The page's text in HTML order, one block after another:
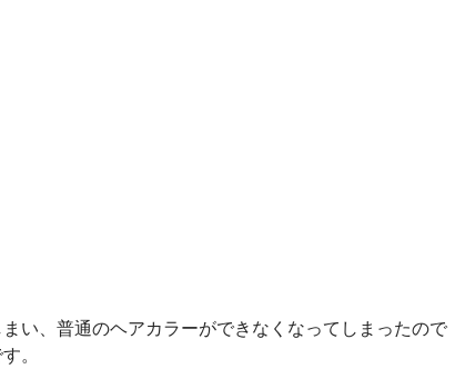
い、普通のヘアカラーができなくなってしまったので
。